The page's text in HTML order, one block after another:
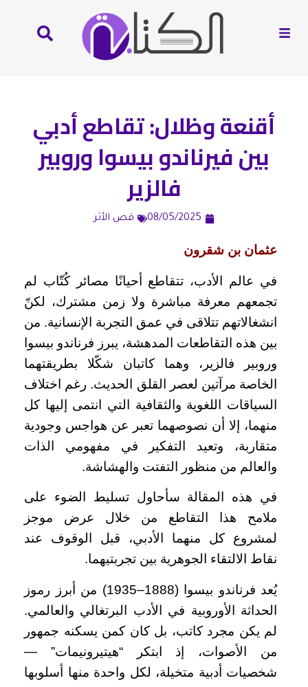
أقنعة وظلال: تقاطع أدبي
بين فيرناندو بيسوا وروبير
فالزير
08/05/2025 قص الأثر
عثمان بن شقرون
في عالم الأدب، تتقاطع أحيانًا مصائر كُتّاب لم
تجمعهم معرفة مباشرة ولا زمن مشترك، لكنّ
انشغالاتهم تتلاقى في عمق التجربة الإنسانية. من
بين هذه التقاطعات المدهشة، يبرز فرناندو بيسوا
وروبير فالزير، وهما كاتبان شكّلا بطريقتهما
الخاصة مرآتين لعصر القلق الحديث. رغم اختلاف
السياقات اللغوية والثقافية التي انتمى إليها كل
منهما، إلا أن نصوصهما تعبر عن هواجس وجودية
متقاربة، وتعيد التفكير في مفهومي الذات
والعالم من منظور التفتت والهشاشة.
في هذه المقالة سأحاول تسليط الضوء على
ملامح هذا التقاطع من خلال عرض موجز
لمشروع كل منهما الأدبي، قبل الوقوف عند
نقاط الالتقاء الجوهرية بين تجربتيهما.
يُعد فرناندو بيسوا (1888–1935) من أبرز رموز
الحداثة الأوروبية في الأدب البرتغالي والعالمي.
لم يكن مجرد كاتب، بل كان كمن يسكنه جمهور
من الأصوات، إذ ابتكر “هيتيرونيمات” —
شخصيات أدبية متخيلة، لكل واحدة منها أسلوبها